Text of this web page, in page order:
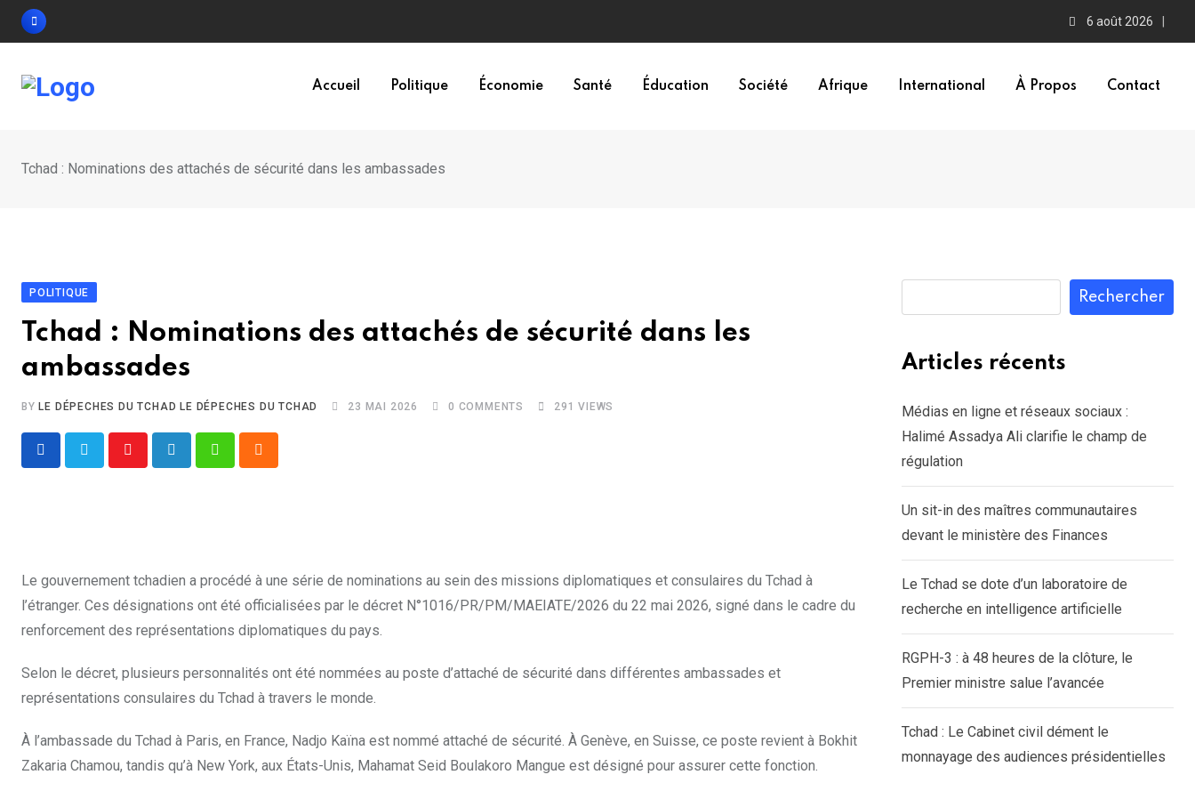
Skip
6 août 2026
Accueil Politique Économie Santé Éducation Société Afrique International À Propos Contact
Tchad : Nominations des attachés de sécurité dans les ambassades
POLITIQUE
Tchad : Nominations des attachés de sécurité dans les
ambassades
BY LE DÉPECHES DU TCHAD LE DÉPECHES DU TCHAD 23 MAI 2026 0 COMMENTS 291 VIEWS
Le gouvernement tchadien a procédé à une série de nominations au sein des missions diplomatiques et consulaires du Tchad à
l’étranger. Ces désignations ont été officialisées par le décret N°1016/PR/PM/MAEIATE/2026 du 22 mai 2026, signé dans le cadre du
renforcement des représentations diplomatiques du pays.
Selon le décret, plusieurs personnalités ont été nommées au poste d’attaché de sécurité dans différentes ambassades et
représentations consulaires du Tchad à travers le monde.
À l’ambassade du Tchad à Paris, en France, Nadjo Kaïna est nommé attaché de sécurité. À Genève, en Suisse, ce poste revient à Bokhit
Zakaria Chamou, tandis qu’à New York, aux États-Unis, Mahamat Seid Boulakoro Mangue est désigné pour assurer cette fonction.
Rechercher
Articles récents
Médias en ligne et réseaux sociaux :
Halimé Assadya Ali clarifie le champ de
régulation
Un sit-in des maîtres communautaires
devant le ministère des Finances
Le Tchad se dote d’un laboratoire de
recherche en intelligence artificielle
RGPH-3 : à 48 heures de la clôture, le
Premier ministre salue l’avancée
Tchad : Le Cabinet civil dément le
monnayage des audiences présidentielles